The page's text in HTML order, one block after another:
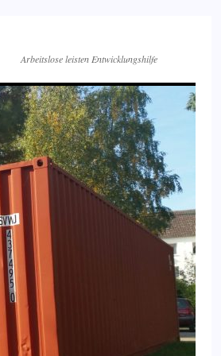
Arbeitslose leisten Entwicklungshilfe